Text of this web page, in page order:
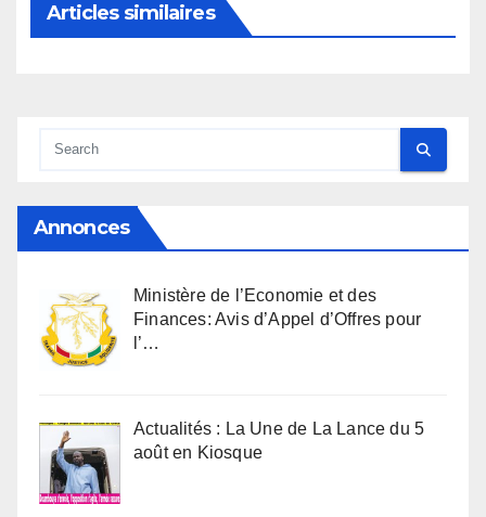
Articles similaires
Annonces
Ministère de l’Economie et des
Finances: Avis d’Appel d’Offres pour
l’…
Actualités : La Une de La Lance du 5
août en Kiosque